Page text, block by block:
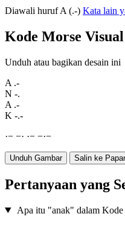
Diawali huruf A (.-) Kata lain
Kode Morse Visual
Unduh atau bagikan desain ini
A .-
N -.
A .-
K -.-
·− −· ·− −·−
Unduh Gambar Salin ke
Pertanyaan yang
Apa itu "anak" dalam Kode